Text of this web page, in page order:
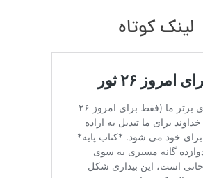
لینک کوتاه